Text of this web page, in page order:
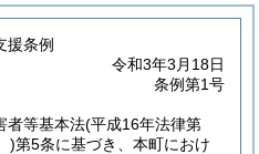
援条例
令和3年3月18日
条例第1号
者等基本法(平成16年法律第
)第5条に基づき、本町におけ